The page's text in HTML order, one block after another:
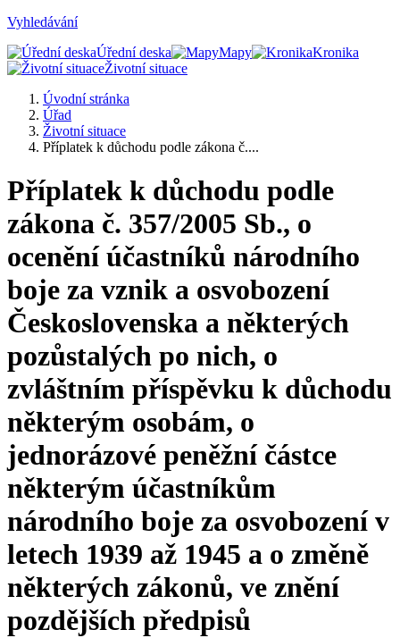
Vyhledávání
Úřední deska
Mapy
Kronika
Životní situace
Úvodní stránka
Úřad
Životní situace
Příplatek k důchodu podle zákona č....
Příplatek k důchodu podle
zákona č. 357/2005 Sb., o
ocenění účastníků národního
boje za vznik a osvobození
Československa a některých
pozůstalých po nich, o
zvláštním příspěvku k důchodu
některým osobám, o
jednorázové peněžní částce
některým účastníkům
národního boje za osvobození v
letech 1939 až 1945 a o změně
některých zákonů, ve znění
pozdějších předpisů